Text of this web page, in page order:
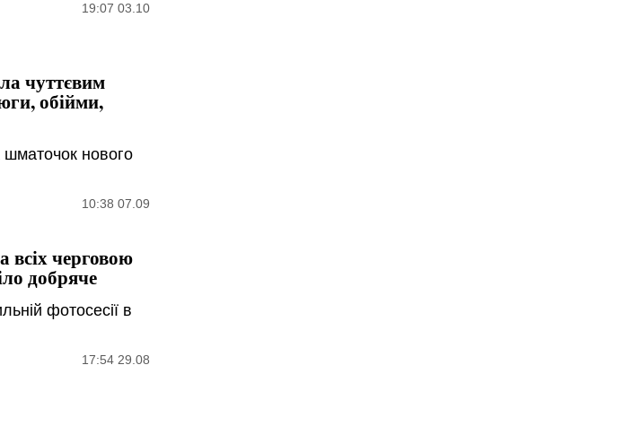
19:07 03.10
чуттєвим
обійми,
шматочок нового
10:38 07.09
всіх черговою
добряче
фотосесії в
17:54 29.08